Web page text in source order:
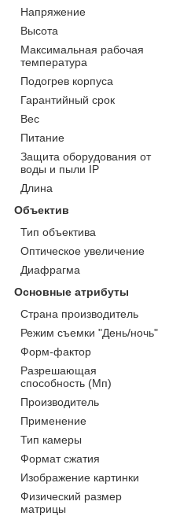
Напряжение
Высота
Максимальная рабочая
температура
Подогрев корпуса
Гарантийный срок
Вес
Питание
Защита оборудования от
воды и пыли IP
Длина
Объектив
Тип объектива
Оптическое увеличение
Диафрагма
Основные атрибуты
Страна производитель
Режим съемки "День/ночь"
Форм-фактор
Разрешающая
способность (Мп)
Производитель
Применение
Тип камеры
Формат сжатия
Изображение картинки
Физический размер
матрицы